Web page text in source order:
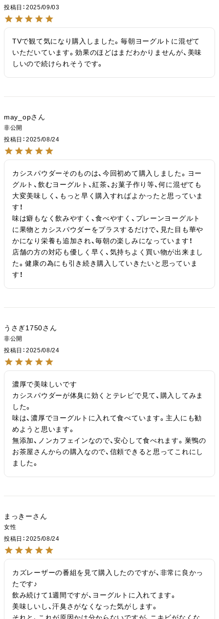
投稿日
2025/09/03
TVで観て気になり購入しました。毎朝ヨーグルトに混ぜて
いただいています。効果のほどはまだわかりませんが、美味
しいので続けられそうです。
may_op
非公開
投稿日
2025/08/24
カシスパウダーそのものは、今回初めて購入しました。ヨー
グルト、飲むヨーグルト、紅茶、お菓子作り等、何に混ぜても
大変美味しく、もっと早く購入すればよかったと思っていま
す！
味は癖もなく飲みやすく、食べやすく、プレーンヨーグルト
に果物とカシスパウダーをプラスするだけで、見た目も華や
かになり栄養も追加され、毎朝の楽しみになっています！
店舗の方の対応も優しく早く、気持ちよく買い物が出来まし
た。健康の為にも引き続き購入していきたいと思っていま
す！
うさぎ1750
非公開
投稿日
2025/08/24
濃厚で美味しいです
カシスパウダーが体臭に効くとテレビで見て、購入してみま
した。
味は、濃厚でヨーグルトに入れて食べています。主人にも勧
めようと思います。
無添加、ノンカフェインなので、安心して食べれます。巣鴨の
お茶屋さんからの購入なので、信頼できると思ってこれにし
ました。
まっきー
女性
投稿日
2025/08/24
カズレーザーの番組を見て購入したのですが、非常に良かっ
たです♪
飲み続けて1週間ですが、ヨーグルトに入れてます。
美味しいし、汗臭さがなくなった気がします。